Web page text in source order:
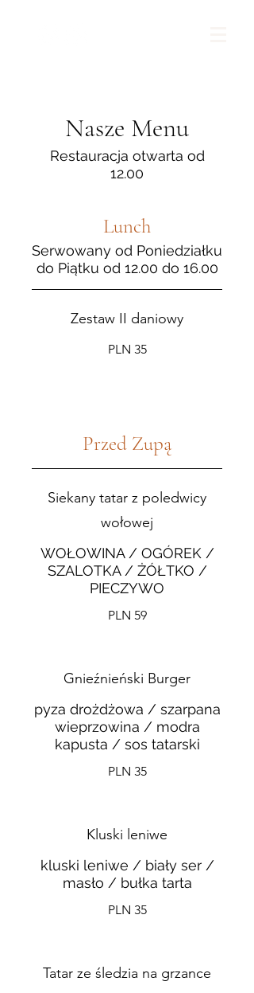
Nasze Menu
Restauracja otwarta od
12.00
Lunch
Serwowany od Poniedziałku
do Piątku od 12.00 do 16.00
Zestaw II daniowy
PLN 35
Przed Zupą
Siekany tatar z poledwicy
wołowej
WOŁOWINA / OGÓREK /
SZALOTKA / ŻÓŁTKO /
PIECZYWO
PLN 59
Gnieźnieński Burger
pyza drożdżowa / szarpana
wieprzowina / modra
kapusta / sos tatarski
PLN 35
Kluski leniwe
kluski leniwe / biały ser /
masło / bułka tarta
PLN 35
Tatar ze śledzia na grzance